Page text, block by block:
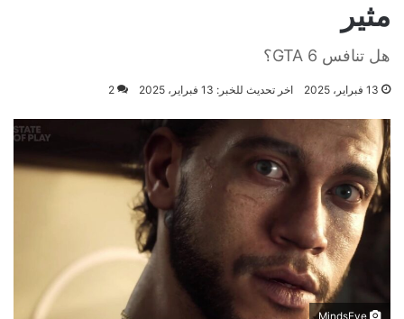
مثير
هل تنافس GTA 6؟
13 فبراير، 2025 اخر تحديث للخبر: 13 فبراير، 2025 2